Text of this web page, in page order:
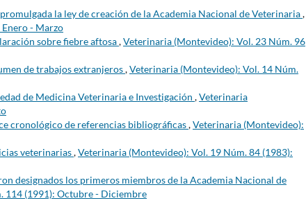
la ley de creación de la Academia Nacional de Veterinaria,
- Marzo
sobre fiebre aftosa,Veterinaria (Montevideo): Vol. 23 Núm. 96
de trabajos extranjeros,Veterinaria (Montevideo): Vol. 14 Núm.
de Medicina Veterinaria e Investigación ,Veterinaria
cronológico de referencias bibliográficas,Veterinaria (Montevideo):
veterinarias,Veterinaria (Montevideo): Vol. 19 Núm. 84 (1983):
designados los primeros miembros de la Academia Nacional de
114 (1991): Octubre - Diciembre